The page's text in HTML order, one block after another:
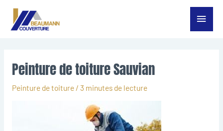
Aller
contenu
Menu
Peinture de toiture Sauvian
Peinture de toiture/ 3 minutes de lecture